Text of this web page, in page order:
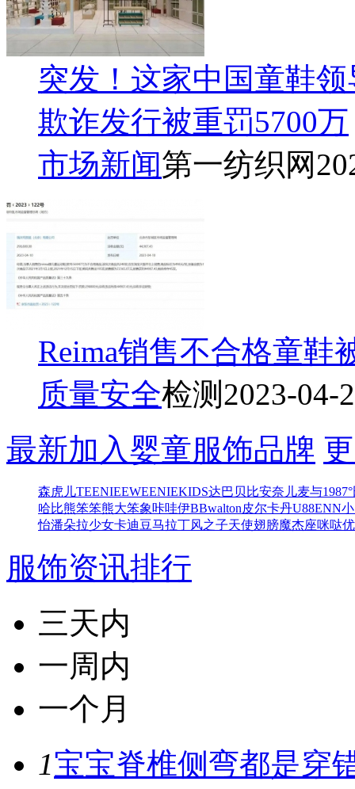
突发！这家中国童鞋
欺诈发行被重罚5700万
市场新闻第一纺织网
Reima销售不合格童鞋
质量安全检测 2023-04-
最新加入婴童服饰品牌
森虎儿TEENIEEWEENIEKIDS达巴贝比安奈儿麦与1987°
哈比熊笨笨熊大笨象咔哇伊BBwalton皮尔卡丹U88ENN
怡潘朵拉少女卡迪豆马拉丁风之子天使翅膀魔杰座咪哒
服饰资讯排行
三天内
一周内
一个月
1宝宝脊椎侧弯都是穿